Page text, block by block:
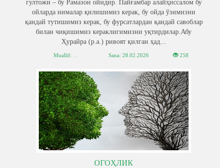
гултожи – бу Рамазон ойидир. Пайғамбар алайҳиссалом бу
ойларда нималар қилишимиз керак, бу ойда ўзимизни
қандай тутишимиз керак, бу фурсатлардан қандай савоблар
билан чиқишимиз кераклигимизни уқтирдилар.Абу
Ҳурайра (р.а.) ривоят қилган ҳад...
Muallif: . . Sana: 28.02.2026 258
ОГОҲЛИК